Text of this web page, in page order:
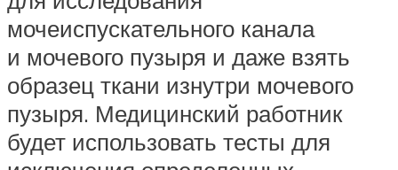
мочеиспускательного канала
и мочевого пузыря и даже взять
образец ткани изнутри мочевого
пузыря. Медицинский работник
будет использовать тесты для